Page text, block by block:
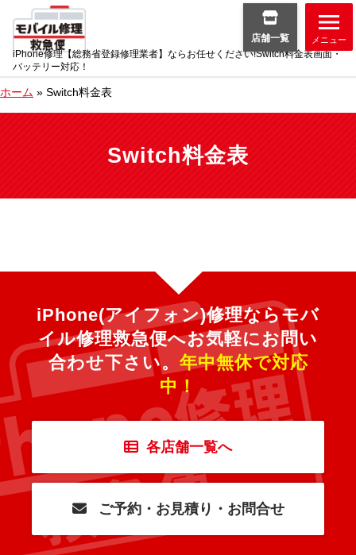
iPhone修理【総務省登録修理業者】ならお任せください!Switch料金表画面・
バッテリー対応！
店舗一覧 メニュー
ホーム » Switch料金表
Switch料金表
iPhone(アイフォン)修理ならモバ
イル修理救急便へお気軽にお問い
合わせ下さい。 年中無休で対応
中！
各店舗一覧へ
ご予約・お見積り・お問合せ